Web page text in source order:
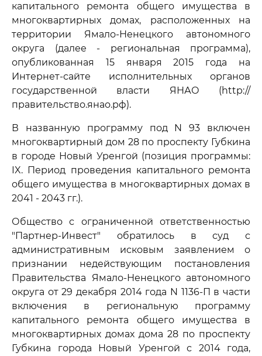
капитального ремонта общего имущества в
многоквартирных домах, расположенных на
территории Ямало-Ненецкого автономного
округа (далее - региональная программа),
опубликованная 15 января 2015 года на
Интернет-сайте исполнительных органов
государственной власти ЯНАО (http://
правительство.янао.рф).
В названную программу под N 93 включен
многоквартирный дом 28 по проспекту Губкина
в городе Новый Уренгой (позиция программы:
IX. Период проведения капитального ремонта
общего имущества в многоквартирных домах в
2041 - 2043 гг.).
Общество с ограниченной ответственностью
"Партнер-Инвест" обратилось в суд с
административным исковым заявлением о
признании недействующим постановления
Правительства Ямало-Ненецкого автономного
округа от 29 декабря 2014 года N 1136-П в части
включения в региональную программу
капитального ремонта общего имущества в
многоквартирных домах дома 28 по проспекту
Губкина города Новый Уренгой с 2014 года,